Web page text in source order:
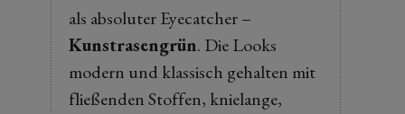
als absoluter Eyecatcher –
Kunstrasengrün. Die Looks
modern und klassisch gehalten mit
fließenden Stoffen, knielange,